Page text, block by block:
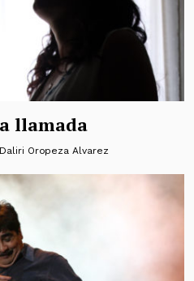
llamada
Daliri Oropeza Alvarez